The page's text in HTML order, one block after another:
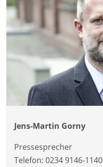
Jens-Martin Gorny
Pressesprecher
Telefon: 0234 9146-1140